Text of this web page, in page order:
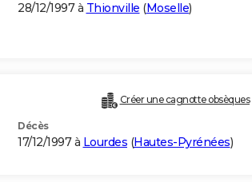
28/12/1997 à Thionville (Moselle)
Créer une cagnotte obsèques
Décès
17/12/1997 à Lourdes (Hautes-Pyrénées)